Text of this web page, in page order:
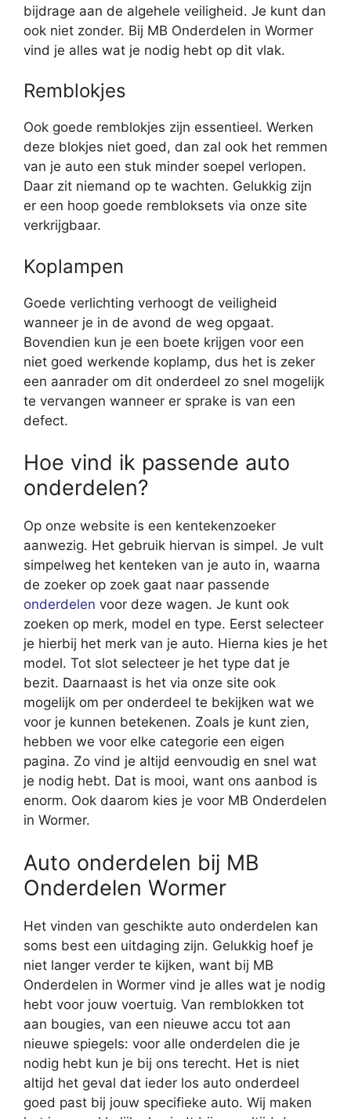
bijdrage aan de algehele veiligheid. Je kunt dan
ook niet zonder. Bij MB Onderdelen in Wormer
vind je alles wat je nodig hebt op dit vlak.
Remblokjes
Ook goede remblokjes zijn essentieel. Werken
deze blokjes niet goed, dan zal ook het remmen
van je auto een stuk minder soepel verlopen.
Daar zit niemand op te wachten. Gelukkig zijn
er een hoop goede rembloksets via onze site
verkrijgbaar.
Koplampen
Goede verlichting verhoogt de veiligheid
wanneer je in de avond de weg opgaat.
Bovendien kun je een boete krijgen voor een
niet goed werkende koplamp, dus het is zeker
een aanrader om dit onderdeel zo snel mogelijk
te vervangen wanneer er sprake is van een
defect.
Hoe vind ik passende auto
onderdelen?
Op onze website is een kentekenzoeker
aanwezig. Het gebruik hiervan is simpel. Je vult
simpelweg het kenteken van je auto in, waarna
de zoeker op zoek gaat naar passende
onderdelen voor deze wagen. Je kunt ook
zoeken op merk, model en type. Eerst selecteer
je hierbij het merk van je auto. Hierna kies je het
model. Tot slot selecteer je het type dat je
bezit. Daarnaast is het via onze site ook
mogelijk om per onderdeel te bekijken wat we
voor je kunnen betekenen. Zoals je kunt zien,
hebben we voor elke categorie een eigen
pagina. Zo vind je altijd eenvoudig en snel wat
je nodig hebt. Dat is mooi, want ons aanbod is
enorm. Ook daarom kies je voor MB Onderdelen
in Wormer.
Auto onderdelen bij MB
Onderdelen Wormer
Het vinden van geschikte auto onderdelen kan
soms best een uitdaging zijn. Gelukkig hoef je
niet langer verder te kijken, want bij MB
Onderdelen in Wormer vind je alles wat je nodig
hebt voor jouw voertuig. Van remblokken tot
aan bougies, van een nieuwe accu tot aan
nieuwe spiegels: voor alle onderdelen die je
nodig hebt kun je bij ons terecht. Het is niet
altijd het geval dat ieder los auto onderdeel
goed past bij jouw specifieke auto. Wij maken